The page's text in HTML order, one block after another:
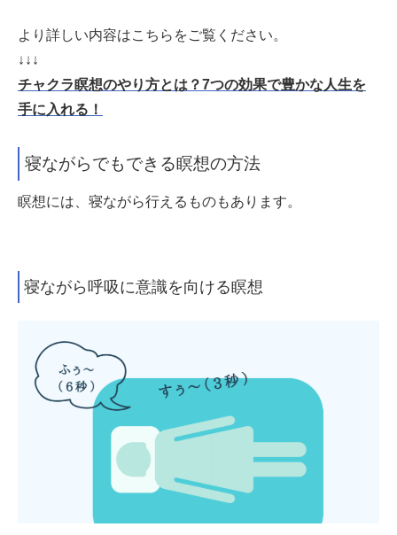
より詳しい内容はこちらをご覧ください。
↓↓↓
チャクラ瞑想のやり方とは？7つの効果で豊かな人生を
手に入れる！
寝ながらでもできる瞑想の方法
瞑想には、寝ながら行えるものもあります。
寝ながら呼吸に意識を向ける瞑想